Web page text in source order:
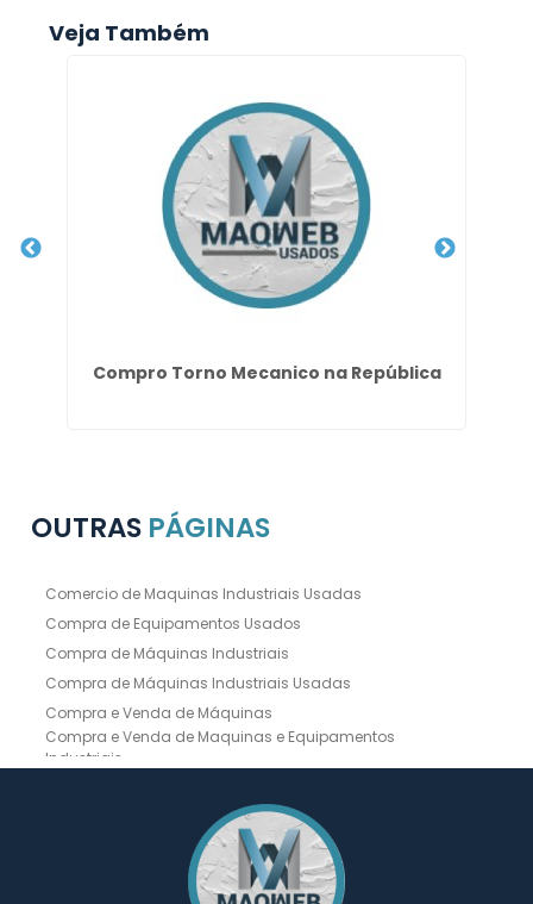
Veja Também
Compro Torno Mecanico na República
OUTRAS PÁGINAS
Comercio de Maquinas Industriais Usadas
Compra de Equipamentos Usados
Compra de Máquinas Industriais
Compra de Máquinas Industriais Usadas
Compra e Venda de Máquinas
Compra e Venda de Maquinas e Equipamentos
Industriais
Compra e Venda de Máquinas Operatrizes
Dobradeira CNC Usada
Dobradeira de Chapa Hidráulica Usada